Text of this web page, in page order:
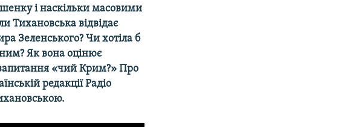
і наскільки масовими
Тихановська відвідає
Зеленського? Чи хотіла б
Як вона оцінює
запитання «чий Крим?» Про
редакції Радіо